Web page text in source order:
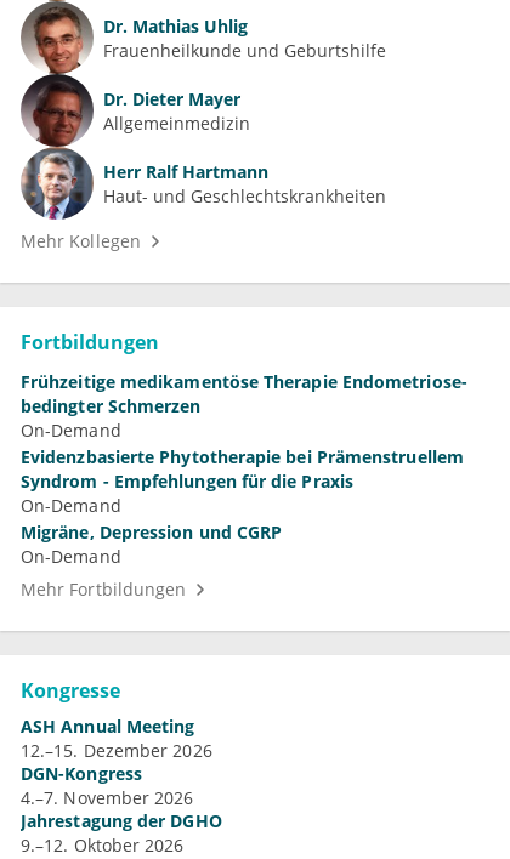
Dr. Mathias Uhlig
Frauenheilkunde und Geburtshilfe
Dr. Dieter Mayer
Allgemeinmedizin
Herr Ralf Hartmann
Haut- und Geschlechtskrankheiten
Mehr Kollegen
Fortbildungen
Frühzeitige medikamentöse Therapie Endometriose-
bedingter Schmerzen
On-Demand
Evidenzbasierte Phytotherapie bei Prämenstruellem
Syndrom - Empfehlungen für die Praxis
On-Demand
Migräne, Depression und CGRP
On-Demand
Mehr Fortbildungen
Kongresse
ASH Annual Meeting
12.–15. Dezember 2026
DGN-Kongress
4.–7. November 2026
Jahrestagung der DGHO
9.–12. Oktober 2026